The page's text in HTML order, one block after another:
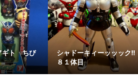
ギト ちび
シャドーキィーッッック‼️
８１体目